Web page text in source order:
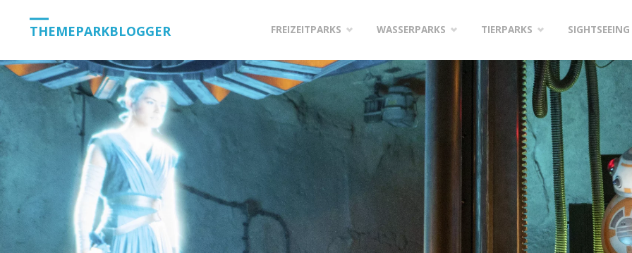
THEMEPARKBLOGGER
content
FREIZEITPARKS WASSERPARKS TIERPARKS SIGHTSEEING